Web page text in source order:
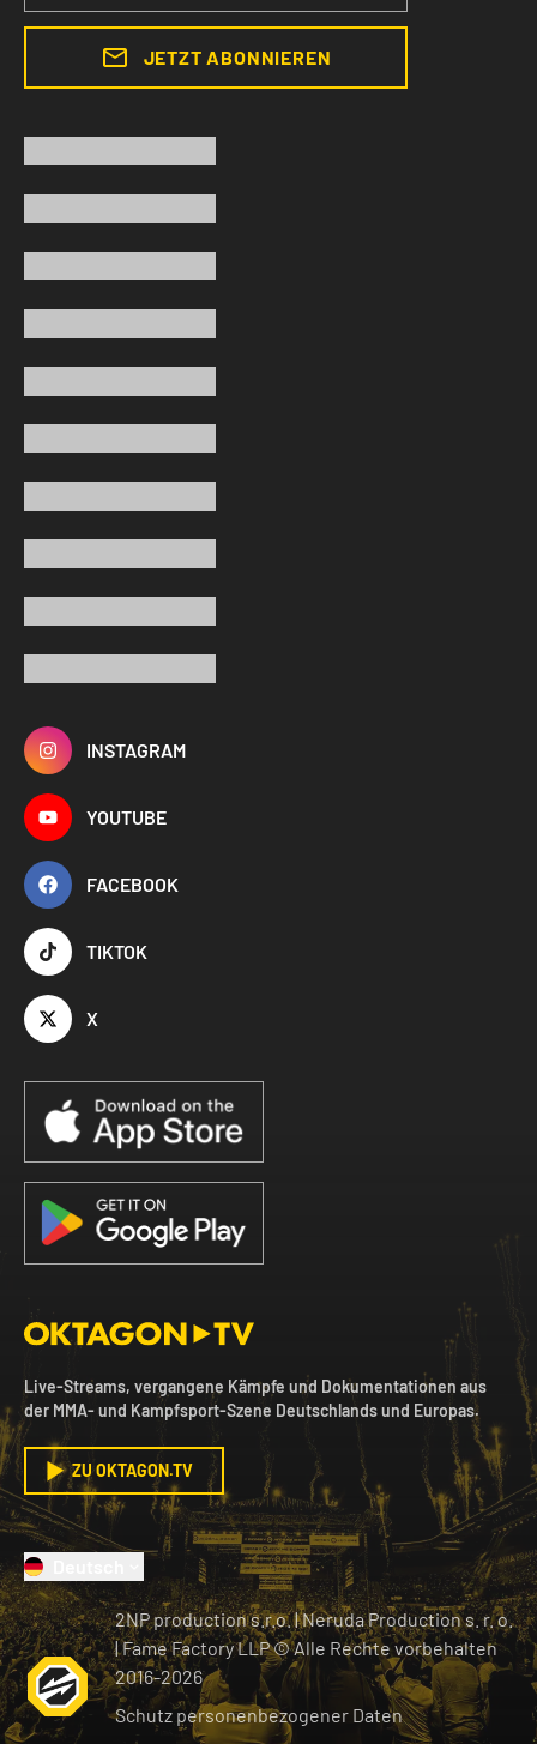
JETZT ABONNIEREN
INSTAGRAM
YOUTUBE
FACEBOOK
TIKTOK
X
Live-Streams, vergangene Kämpfe und Dokumentationen aus
der MMA- und Kampfsport-Szene Deutschlands und Europas.
ZU OKTAGON.TV
2NP production s.r.o.|Neruda Production s. r. o.
| Fame Factory LLP © Alle Rechte vorbehalten
2016-2026
Schutz personenbezogener Daten